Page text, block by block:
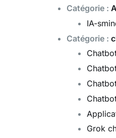
Catégorie :
IA-
Catégorie :
Grok